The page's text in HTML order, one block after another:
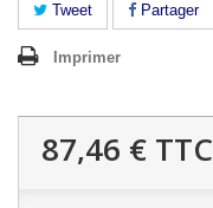
Tweet
Partager
Imprimer
87,46 € TTC